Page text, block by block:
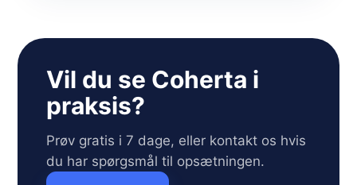
Vil du se Coherta i
praksis?
Prøv gratis i 7 dage, eller kontakt os hvis
du har spørgsmål til opsætningen.